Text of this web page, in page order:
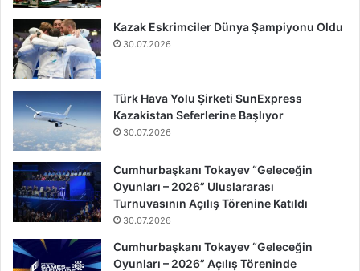
Kazak Eskrimciler Dünya Şampiyonu Oldu
30.07.2026
Türk Hava Yolu Şirketi SunExpress
Kazakistan Seferlerine Başlıyor
30.07.2026
Cumhurbaşkanı Tokayev “Geleceğin
Oyunları – 2026” Uluslararası
Turnuvasının Açılış Törenine Katıldı
30.07.2026
Cumhurbaşkanı Tokayev “Geleceğin
Oyunları – 2026” Açılış Töreninde